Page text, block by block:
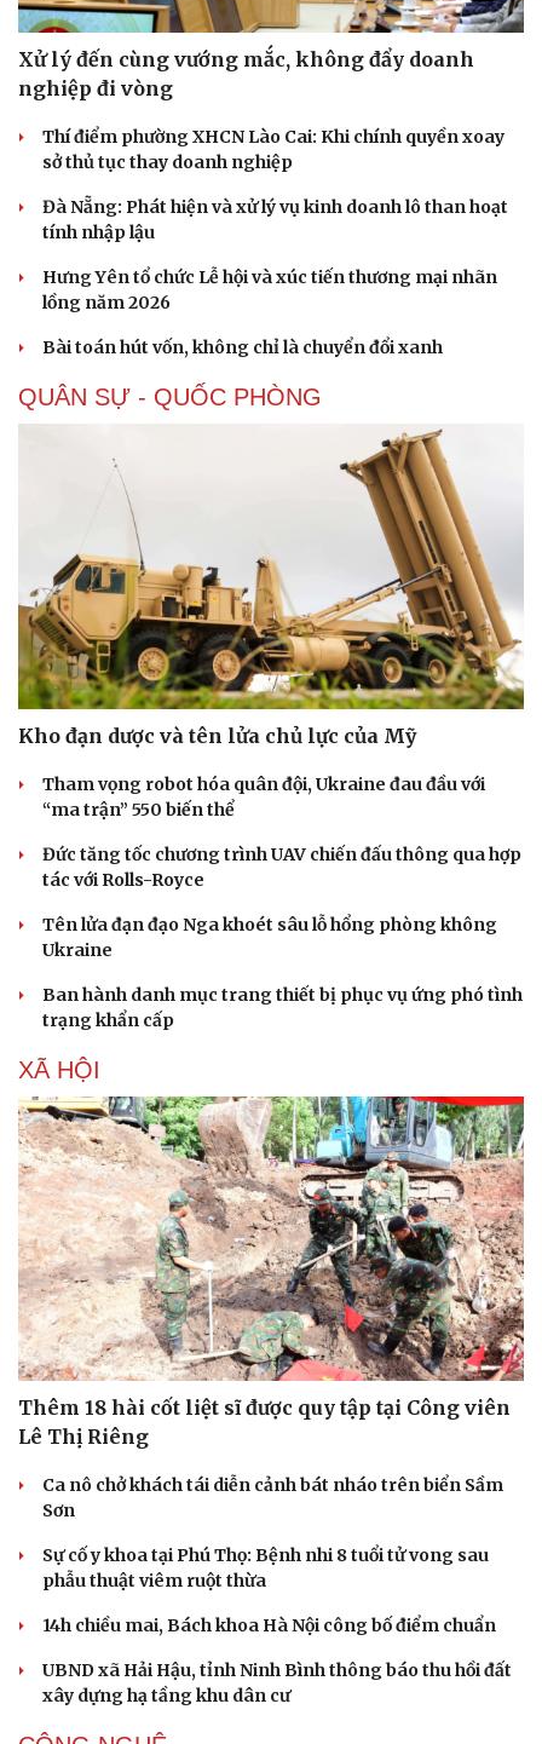
Văn hóa
Văn học
Âm nhạc
Di sản
Sao Việt
Xử lý đến cùng vướng mắc, không đẩy doanh
nghiệp đi vòng
Thí điểm phường XHCN Lào Cai: Khi chính quyền xoay
sở thủ tục thay doanh nghiệp
Đà Nẵng: Phát hiện và xử lý vụ kinh doanh lô than hoạt
tính nhập lậu
Hưng Yên tổ chức Lễ hội và xúc tiến thương mại nhãn
lồng năm 2026
Bài toán hút vốn, không chỉ là chuyển đổi xanh
QUÂN SỰ - QUỐC PHÒNG
Kho đạn dược và tên lửa chủ lực của Mỹ
Tham vọng robot hóa quân đội, Ukraine đau đầu với
“ma trận” 550 biến thể
Đức tăng tốc chương trình UAV chiến đấu thông qua hợp
tác với Rolls-Royce
Tên lửa đạn đạo Nga khoét sâu lỗ hổng phòng không
Ukraine
Ban hành danh mục trang thiết bị phục vụ ứng phó tình
trạng khẩn cấp
XÃ HỘI
Thêm 18 hài cốt liệt sĩ được quy tập tại Công viên
Lê Thị Riêng
Ca nô chở khách tái diễn cảnh bát nháo trên biển Sầm
Sơn
Sự cố y khoa tại Phú Thọ: Bệnh nhi 8 tuổi tử vong sau
phẫu thuật viêm ruột thừa
14h chiều mai, Bách khoa Hà Nội công bố điểm chuẩn
UBND xã Hải Hậu, tỉnh Ninh Bình thông báo thu hồi đất
xây dựng hạ tầng khu dân cư